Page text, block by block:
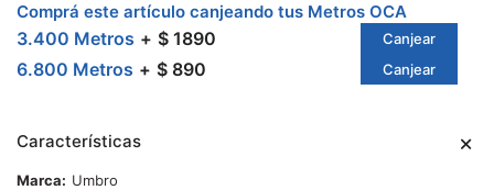
Comprá este artículo canjeando tus Metros OCA
3.400 Metros $ 1890 Canjear
6.800 Metros $ 890 Canjear
Características
Marca
Umbro